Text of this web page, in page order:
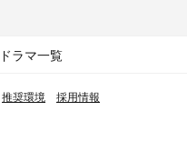
ドラマ一覧
推奨環境 採用情報